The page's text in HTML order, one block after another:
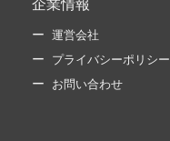
企業情報
運営会社
プライバシーポリシー
お問い合わせ